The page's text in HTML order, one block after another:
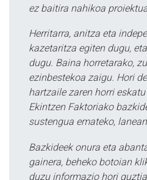
ez baitira nahikoa
Herritarra, anitza eta
kazetaritza egiten dugu,
dugu. Baina horretarako,
ezinbestekoa zaigu. Hori
hartzaile zaren horri
Ekintzen Faktoriako
sustengua emateko,
Bazkideek onura eta
gainera, beheko botoian
duzu informazio hori